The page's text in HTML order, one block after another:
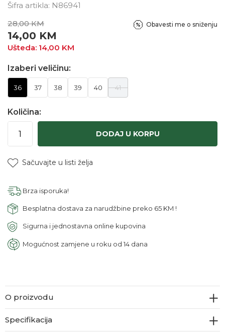
Šifra artikla: N86941
28,00 KM
14,00 KM
Ušteda: 14,00 KM
Obavesti me o sniženju
Izaberi veličinu:
36 37 38 39 40 41
Količina:
DODAJ U KORPU
Sačuvajte u listi želja
Brza isporuka!
Besplatna dostava za narudžbine preko 65 KM !
Sigurna i jednostavna online kupovina
Mogućnost zamjene u roku od 14 dana
O proizvodu
Specifikacija